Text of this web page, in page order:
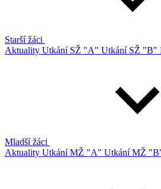
Starší žáci
Aktuality Utkání SŽ "A" Utkání SŽ "B"
Mladší žáci
Aktuality Utkání MŽ "A" Utkání MŽ